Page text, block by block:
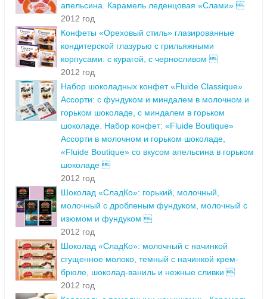
апельсина. Карамель леденцовая «Слами» 
2012 год
Конфеты «Ореховый стиль» глазированные
кондитерской глазурью с грильяжными
корпусами: с курагой, с черносливом 
2012 год
Набор шоколадных конфет «Fluide Classique»
Ассорти: с фундуком и миндалем в молочном и
горьком шоколаде, с миндалем в горьком
шоколаде. Набор конфет: «Fluide Boutique»
Ассорти в молочном и горьком шоколаде,
«Fluide Boutique» со вкусом апельсина в горьком
шоколаде 
2012 год
Шоколад «СладКо»: горький, молочный,
молочный с дробленым фундуком, молочный с
изюмом и фундуком 
2012 год
Шоколад «СладКо»: молочный с начинкой
сгущенное молоко, темный с начинкой крем-
брюле, шоколад-ваниль и нежные сливки 
2012 год